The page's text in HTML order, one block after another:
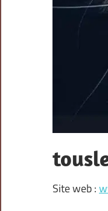
Site web :